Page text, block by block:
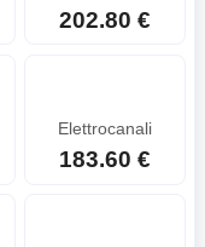
202.80 €
Elettrocanali
183.60 €